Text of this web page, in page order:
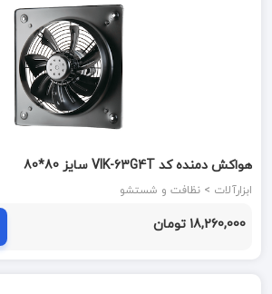
هواکش دمنده کد VIK-63G4T سایز 80*80
ابزارآلات > نظافت و شستشو
18,260,000 تومان